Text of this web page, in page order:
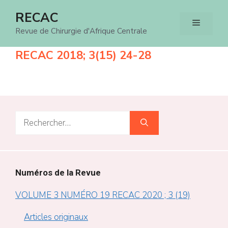
RECAC
Revue de Chirurgie d'Afrique Centrale
Menu
RECAC 2018; 3(15) 24-28
Rechercher :
Numéros de la Revue
VOLUME 3 NUMÉRO 19 RECAC 2020 ; 3 (19)
Articles originaux